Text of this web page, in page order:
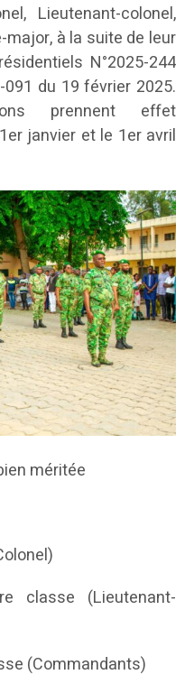
Lieutenant-colonel,
à la suite de leur
N°2025-244
du 19 février 2025.
prennent effet
janvier et le 1er avril
méritée
classe (Lieutenant-
(Commandants)